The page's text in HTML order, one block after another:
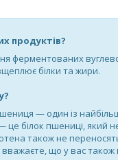
продуктів?
ферментованих
білки та жири.
— один із
це білок пшениці,
також не
що у вас також